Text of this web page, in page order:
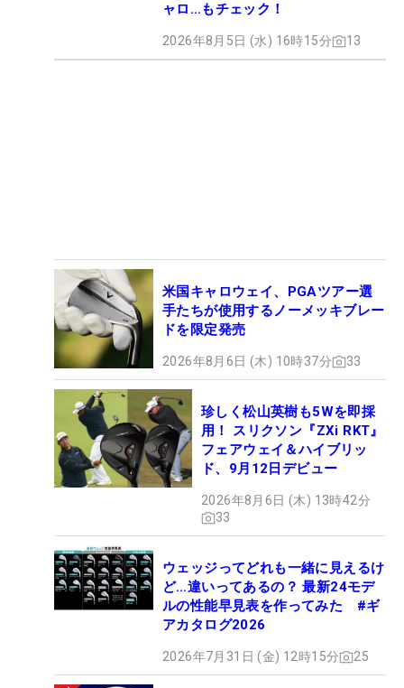
ャロ…もチェック！
2026年8月5日 (水) 16時15分 13
米国キャロウェイ、PGAツアー選
手たちが使用するノーメッキブレー
ドを限定発売
2026年8月6日 (木) 10時37分 33
珍しく松山英樹も5Wを即採
用！ スリクソン『ZXi RKT』
フェアウェイ＆ハイブリッ
ド、9月12日デビュー
2026年8月6日 (木) 13時42分
33
ウェッジってどれも一緒に見えるけ
ど…違いってあるの？ 最新24モデ
ルの性能早見表を作ってみた #ギ
アカタログ2026
2026年7月31日 (金) 12時15分 25